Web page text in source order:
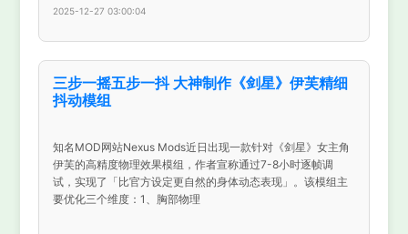
2025-12-27 03:00:04
三步一摇五步一抖 大神制作《剑星》伊芙精细
抖动模组
知名MOD网站Nexus Mods近日出现一款针对《剑星》女主角
伊芙的高精度物理效果模组，作者宣称通过7-8小时逐帧调
试，实现了「比官方设定更自然的身体动态表现」。该模组主
要优化三个维度：1、胸部物理